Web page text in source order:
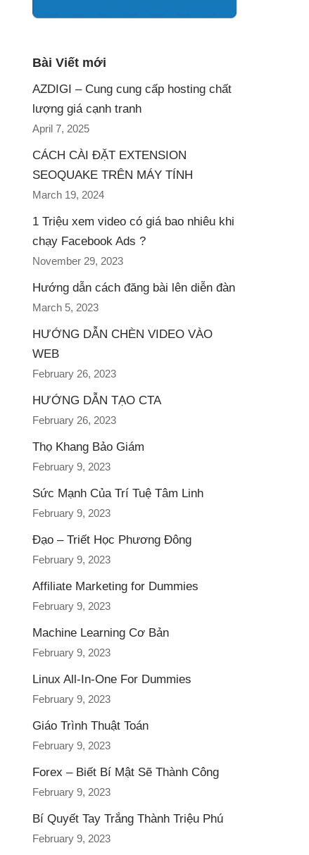
Bài Viết mới
AZDIGI – Cung cung cấp hosting chất
lượng giá cạnh tranh
April 7, 2025
CÁCH CÀI ĐẶT EXTENSION
SEOQUAKE TRÊN MÁY TÍNH
March 19, 2024
1 Triệu xem video có giá bao nhiêu khi
chạy Facebook Ads ?
November 29, 2023
Hướng dẫn cách đăng bài lên diễn đàn
March 5, 2023
HƯỚNG DẪN CHÈN VIDEO VÀO
WEB
February 26, 2023
HƯỚNG DẪN TẠO CTA
February 26, 2023
Thọ Khang Bảo Giám
February 9, 2023
Sức Mạnh Của Trí Tuệ Tâm Linh
February 9, 2023
Đạo – Triết Học Phương Đông
February 9, 2023
Affiliate Marketing for Dummies
February 9, 2023
Machine Learning Cơ Bản
February 9, 2023
Linux All-In-One For Dummies
February 9, 2023
Giáo Trình Thuật Toán
February 9, 2023
Forex – Biết Bí Mật Sẽ Thành Công
February 9, 2023
Bí Quyết Tay Trắng Thành Triệu Phú
February 9, 2023